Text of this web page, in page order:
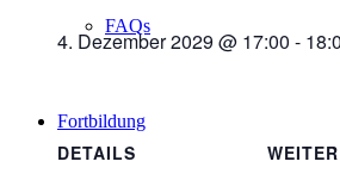
FAQs
Fortbildung
4. Dezember 2029 @ 17:00 -
DETAILS